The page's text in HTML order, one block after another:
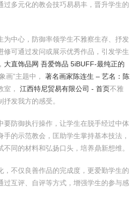
过多元化的教会技巧易易丰，晋升学生的
为中心，防御率领学生不雅察生存、抒发
修可通过发问或展示优秀作品，引发学生
大直饰品网 吾爱饰品 5iBUFF-最纯正的
画”主题中， 著名画家陈连生 – 艺名：陈
室， 江西特尼贸易有限公司 - 首页不雅
发我方的感受。
要防御执行操作，让学生在脱手经过中体
的示范教会，匡助学生掌持基本技法，
不同的材料和弘扬口头，培养鼎新想维。
，不仅良善作品的完成度，更爱勤学生的
过互评、自评等方式，增强学生的参与感